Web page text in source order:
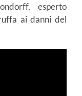
esperto
ai danni del